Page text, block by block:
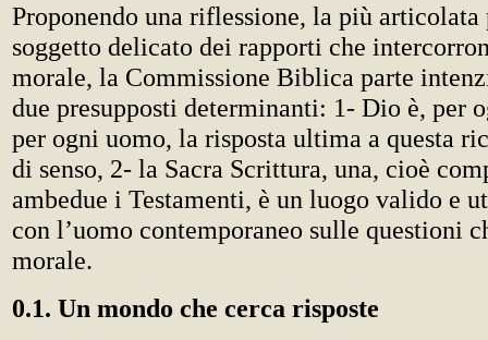
Proponendo una riflessione, la più articolata
soggetto delicato dei rapporti che
morale, la Commissione Biblica parte
due presupposti determinanti: 1- Dio è, per
per ogni uomo, la risposta ultima a questa
di senso, 2- la Sacra Scrittura, una, cioè
ambedue i Testamenti, è un luogo valido e
con l’uomo contemporaneo sulle questioni
morale.
0.1. Un mondo che cerca risposte